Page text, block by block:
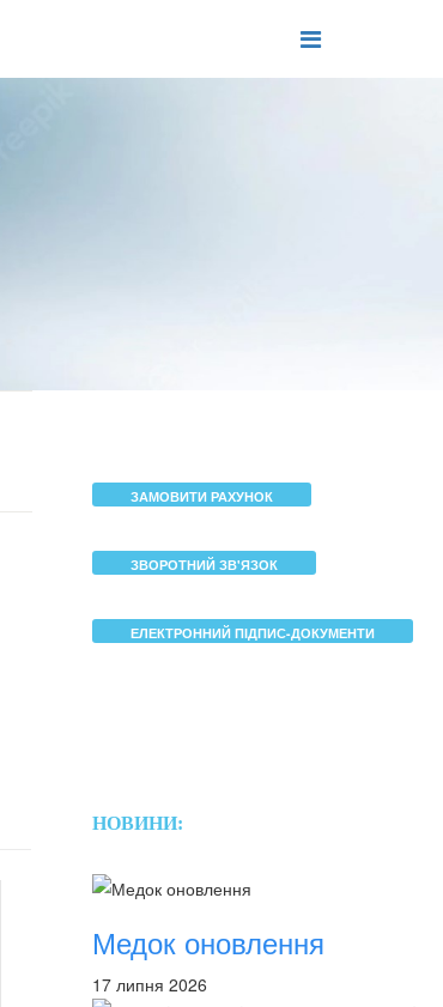
ЗАМОВИТИ РАХУНОК
ЗВОРОТНИЙ ЗВ'ЯЗОК
ЕЛЕКТРОННИЙ ПІДПИС-ДОКУМЕНТИ
НОВИНИ:
Медок оновлення
17 липня 2026